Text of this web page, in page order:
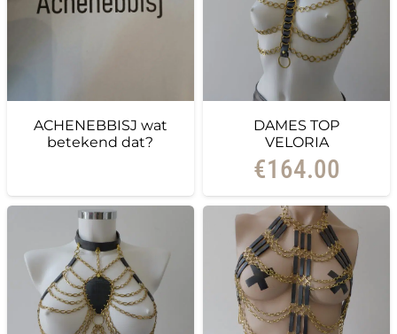
ACHENEBBISJ wat
betekend dat?
DAMES TOP
VELORIA
€164.00